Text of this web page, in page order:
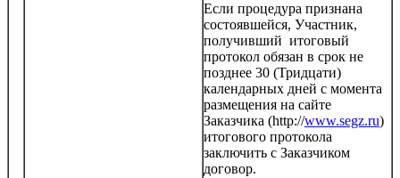
Если процедура признана
состоявшейся, Участник,
получивший итоговый
протокол обязан в срок не
позднее 30 (Тридцати)
календарных дней с момента
размещения на сайте
Заказчика (http://www.segz.ru)
итогового протокола
заключить с Заказчиком
договор.